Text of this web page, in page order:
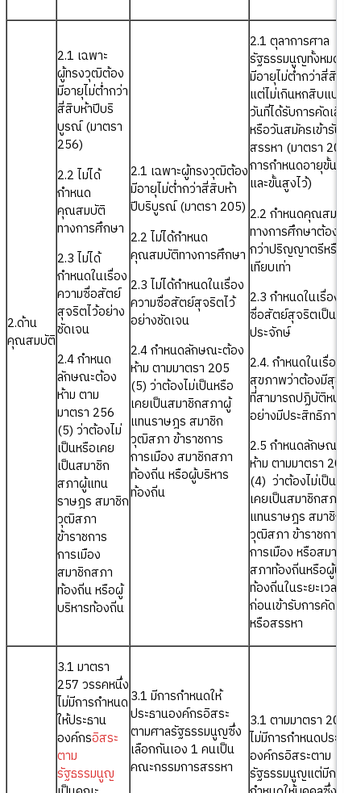
2.ด้าน
คุณสมบัติ
2.1 เฉพาะ
ผู้ทรงวุฒิต้อง
มีอายุไม่ต่ำกว่า
สี่สิบห้าปีบริ
บูรณ์ (มาตรา
256)
2.2 ไม่ได้
กำหนด
คุณสมบัติ
ทางการศึกษา
2.3 ไม่ได้
กำหนดในเรื่อง
ความซื่อสัตย์
สุจริตไว้อย่าง
ชัดเจน
2.4 กำหนด
ลักษณะต้อง
ห้าม ตาม
มาตรา 256
(5) ว่าต้องไม่
เป็นหรือเคย
เป็นสมาชิก
สภาผู้แทน
ราษฎร สมาชิก
วุฒิสภา
ข้าราชการ
การเมือง
สมาชิกสภา
ท้องถิ่น หรือผู้
บริหารท้องถิ่น
2.1 เฉพาะผู้ทรงวุฒิต้อง
มีอายุไม่ต่ำกว่าสี่สิบห้า
ปีบริบูรณ์ (มาตรา 205)
2.2 ไม่ได้กำหนด
คุณสมบัติทางการศึกษา
2.3 ไม่ได้กำหนดในเรื่อง
ความซื่อสัตย์สุจริตไว้
อย่างชัดเจน
2.4 กำหนดลักษณะต้อง
ห้าม ตามมาตรา 205
(5) ว่าต้องไม่เป็นหรือ
เคยเป็นสมาชิกสภาผู้
แทนราษฎร สมาชิก
วุฒิสภา ข้าราชการ
การเมือง สมาชิกสภา
ท้องถิ่น หรือผู้บริหาร
ท้องถิ่น
2.1 ตุลาการศาล
รัฐธรรมนูญทั้งหมดต้อง
มีอายุไม่ต่ำกว่าสี่สิบห้า
แต่ไม่เกินหกสิบแปดปี
วันที่ได้รับการคัดเลือก
หรือวันสมัครเข้ารับการ
สรรหา (มาตรา 201)
การกำหนดอายุขั้นต่ำ
และขั้นสูงไว้)
2.2 กำหนดคุณสมบัติ
ทางการศึกษาต้องไม่ต่
กว่าปริญญาตรีหรือ
เทียบเท่า
2.3 กำหนดในเรื่องคว
ซื่อสัตย์สุจริตเป็นที่
ประจักษ์
2.4. กำหนดในเรื่อง
สุขภาพว่าต้องมีสุขภา
ที่สามารถปฏิบัติหน้าที่ไ
อย่างมีประสิทธิภาพ
2.5 กำหนดลักษณะต้อ
ห้าม ตามมาตรา 202
(4) ว่าต้องไม่เป็นหรือ
เคยเป็นสมาชิกสภาผู้
แทนราษฎร สมาชิก
วุฒิสภา ข้าราชการ
การเมือง หรือสมาชิก
สภาท้องถิ่นหรือผู้บริห
ท้องถิ่นในระยะเวลาสิ
ก่อนเข้ารับการคัดเลือก
หรือสรรหา
3.1 มาตรา
257 วรรคหนึ่ง
ไม่มีการกำหนด
ให้ประธาน
องค์กรอิสระ
ตาม
รัฐธรรมนูญ
3.1 มีการกำหนดให้
ประธานองค์กรอิสระ
ตามศาลรัฐธรรมนูญซึ่ง
เลือกกันเอง 1 คนเป็น
คณะกรรมการสรรหา
3.1 ตามมาตรา 203
ไม่มีการกำหนดประธาน
องค์กรอิสระตาม
รัฐธรรมนูญแต่มีการ